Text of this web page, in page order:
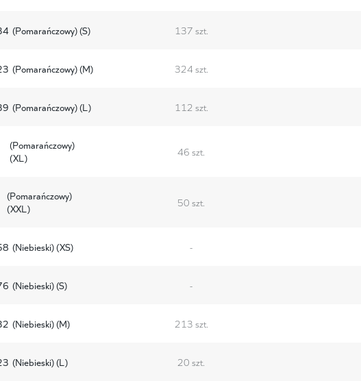
(Pomarańczowy) (S) 137 szt.
(Pomarańczowy) (M) 324 szt.
(Pomarańczowy) (L) 112 szt.
(Pomarańczowy)
(XL)
46 szt.
(Pomarańczowy)
(XXL)
50 szt.
(Niebieski) (XS) -
(Niebieski) (S) -
(Niebieski) (M) 213 szt.
(Niebieski) (L) 20 szt.